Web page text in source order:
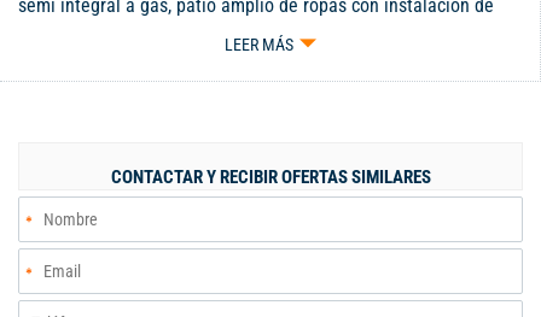
semi integral a gas, patio amplio de ropas con instalación de
LEER MÁS
CONTACTAR Y RECIBIR OFERTAS SIMILARES